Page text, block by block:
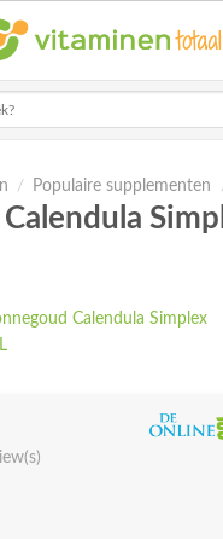
/ Populaire supplementen